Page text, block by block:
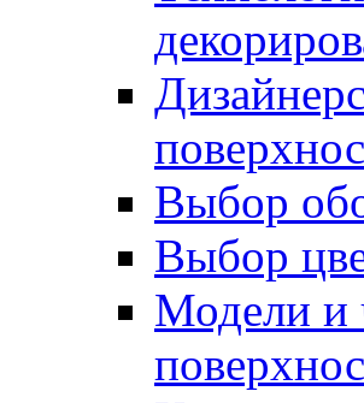
Выбор
Выбор
Модели и